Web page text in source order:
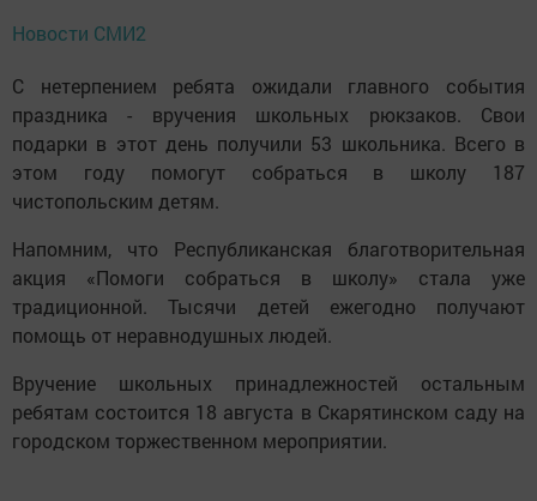
Новости СМИ2
С нетерпением ребята ожидали главного события
праздника - вручения школьных рюкзаков. Свои
подарки в этот день получили 53 школьника. Всего в
этом году помогут собраться в школу 187
чистопольским детям.
Напомним, что Республиканская благотворительная
акция «Помоги собраться в школу» стала уже
традиционной. Тысячи детей ежегодно получают
помощь от неравнодушных людей.
Вручение школьных принадлежностей остальным
ребятам состоится 18 августа в Скарятинском саду на
городском торжественном мероприятии.